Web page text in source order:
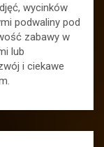
wycinków
podwaliny pod
zabawy w
lub
i ciekawe